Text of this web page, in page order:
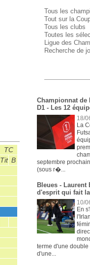
TC CE
Tit B Tit B P M
2 0 1 0
3
2
Tous les
Tout sur la
Tous les clubs
Toutes les
Ligue des
Recherche de
Championnat de
D1 - Les 12
18/
La
septembre
(sous r�...
Bleues - Laurent
d'esprit qui fait
10/
En
terme d'une
d'une...